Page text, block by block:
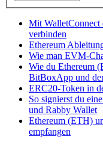
Mit
verbinden
Ethereum
Wie man EVM-
Wie du Ethereum
BitBoxApp und
ERC20-Token in
So signierst du
und Rabby Wallet
Ethereum (ETH)
empfangen